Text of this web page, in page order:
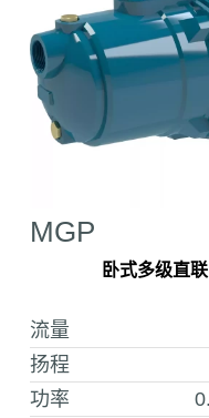
MGP
卧式多级直
流量
扬程
功率